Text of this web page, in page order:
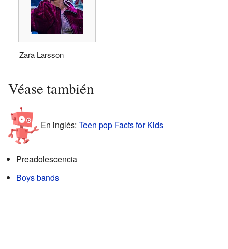
Zara Larsson
Véase también
En inglés: Teen pop Facts for Kids
Preadolescencia
Boys bands